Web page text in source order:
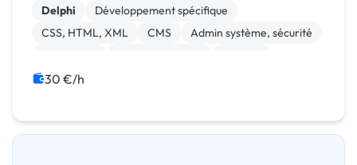
1000geeks, votre partenaire stratégique. Nous
mett...
Delphi
Développement spécifique
CSS, HTML, XML
CMS
Admin système, sécurité
Prestashop
30 €/h